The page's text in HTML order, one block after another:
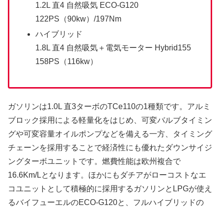
1.2L 直4 自然吸気 ECO-G120
122PS（90kw）/197Nm
ハイブリッド
1.8L 直4 自然吸気＋電気モーター Hybrid155
158PS（116kw）
ガソリンは1.0L 直3ターボのTCe110の1種類です。アルミ
ブロック採用による軽量化をはじめ、可変バルブタイミン
グや可変容量オイルポンプなどを備える一方、タイミング
チェーンを採用することで経済性にも優れたダウンサイジ
ングターボユニットです。燃費性能は欧州複合で
16.6Km/Lとなります。ほかにもダチアがローコストなエ
コユニットとして積極的に採用するガソリンとLPGが使え
るバイフューエルのECO-G120と、フルハイブリッドの